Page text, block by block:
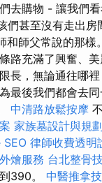
去購物 - 讓我們
們甚至沒有走出房
師父常說的那樣
路充滿了興奮、
長，無論通往哪
最後我們都會去
中清路放鬆按摩
家族墓設計與規劃
SEO 律師收費透明
燴服務 台北整骨
390。 中醫推拿